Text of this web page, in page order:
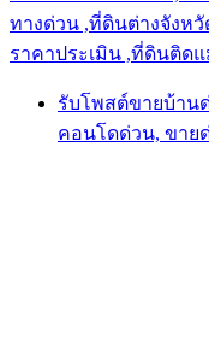
ทางด่วน ,ที่ดินต่างจังห
ราคาประเมิน ,ที่ดินติด
รับโพสต์ขายบ้าน
คอนโดด่วน, ขาย